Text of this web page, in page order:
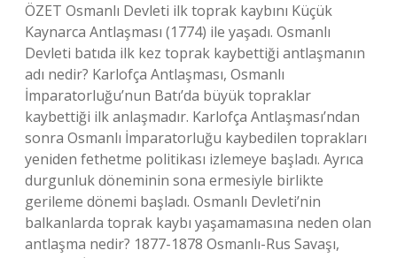
ÖZET Osmanlı Devleti ilk toprak kaybını Küçük
Kaynarca Antlaşması (1774) ile yaşadı. Osmanlı
Devleti batıda ilk kez toprak kaybettiği antlaşmanın
adı nedir? Karlofça Antlaşması, Osmanlı
İmparatorluğu’nun Batı’da büyük topraklar
kaybettiği ilk anlaşmadır. Karlofça Antlaşması’ndan
sonra Osmanlı İmparatorluğu kaybedilen toprakları
yeniden fethetme politikası izlemeye başladı. Ayrıca
durgunluk döneminin sona ermesiyle birlikte
gerileme dönemi başladı. Osmanlı Devleti’nin
balkanlarda toprak kaybı yaşamamasına neden olan
antlaşma nedir? 1877-1878 Osmanlı-Rus Savaşı,